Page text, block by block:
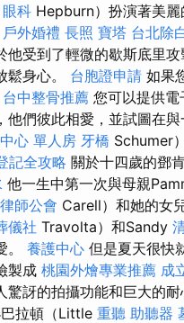
眼科 Hepburn）扮演著美
戶外婚禮 長照 寶塔 台北除
他受到了輕微的歇斯底里攻
鬆身心。 台胞證申請 如果
台中整骨推薦 您可以提供電
他們彼此相愛，並試圖在
心 單人房 牙橋 Schumer
記全攻略 關於十四歲的鄧
他一生中第一次與母親
律師公會 Carell）和她的女
儀社 Travolta）和Sandy
。 養護中心 但是夏天很快
製成 桃園外燴專業推薦 成
驚訝的拍攝功能和巨大的耐
拉頓（Little 重聽 助聽器